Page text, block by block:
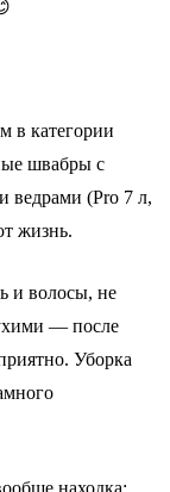
в категории
швабры с
(Pro 7 л,
жизнь.
и волосы, не
— после
Уборка
находка: